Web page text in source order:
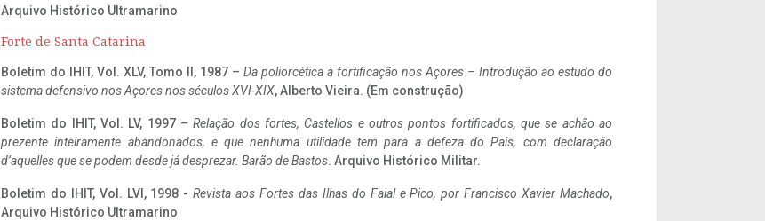
Arquivo Histórico Ultramarino
Forte de Santa Catarina
Boletim do IHIT, Vol. XLV, Tomo II, 1987 – Da poliorcética à fortificação nos Açores – Introdução ao estudo do
sistema defensivo nos Açores nos séculos XVI-XIX, Alberto Vieira. (Em construção)
Boletim do IHIT, Vol. LV, 1997 –Relação dos fortes, Castellos e outros pontos fortificados, que se achão ao
prezente inteiramente abandonados, e que nenhuma utilidade tem para a defeza do Pais, com declaração
d’aquelles que se podem desde já desprezar. Barão de Bastos. Arquivo Histórico Militar.
Boletim do IHIT, Vol. LVI, 1998 -Revista aos Fortes das Ilhas do Faial e Pico, por Francisco Xavier Machado,
Arquivo Histórico Ultramarino